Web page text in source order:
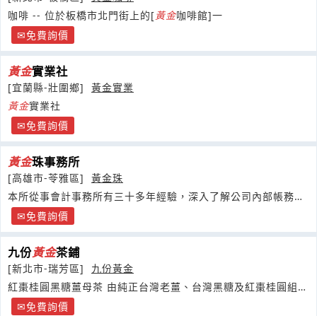
咖啡 -- 位於板橋市北門街上的[黃金咖啡館]一
免費詢價
黃金實業社
[宜蘭縣-壯圍鄉]
黃金實業
黃金實業社
免費詢價
黃金珠事務所
[高雄市-苓雅區]
黃金珠
本所從事會計事務所有三十多年經驗，深入了解公司內部帳務作
業流程而能有效結合稅務申報作業
免費詢價
九份黃金茶鋪
[新北市-瑞芳區]
九份黃金
紅棗桂圓黑糖薑母茶 由純正台灣老薑、台灣黑糖及紅棗桂圓組
成。免費詢價